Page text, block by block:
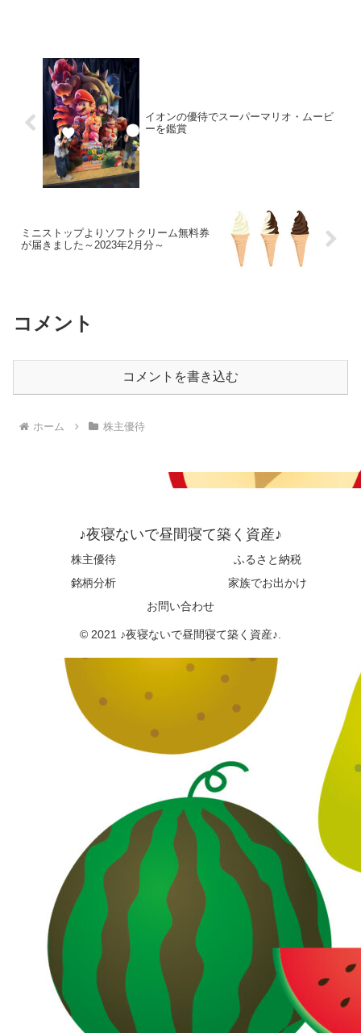
イオンの優待でスーパーマリオ・ムービ
ーを鑑賞
ミニストップよりソフトクリーム無料券
が届きました～2023年2月分～
コメント
コメントを書き込む
ホーム 株主優待
♪夜寝ないで昼間寝て築く資産♪
株主優待
ふるさと納税
銘柄分析
家族でお出かけ
お問い合わせ
© 2021 ♪夜寝ないで昼間寝て築く資産♪.